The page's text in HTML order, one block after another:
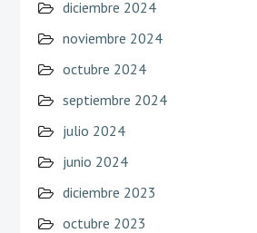
diciembre 2024
noviembre 2024
octubre 2024
septiembre 2024
julio 2024
junio 2024
diciembre 2023
octubre 2023